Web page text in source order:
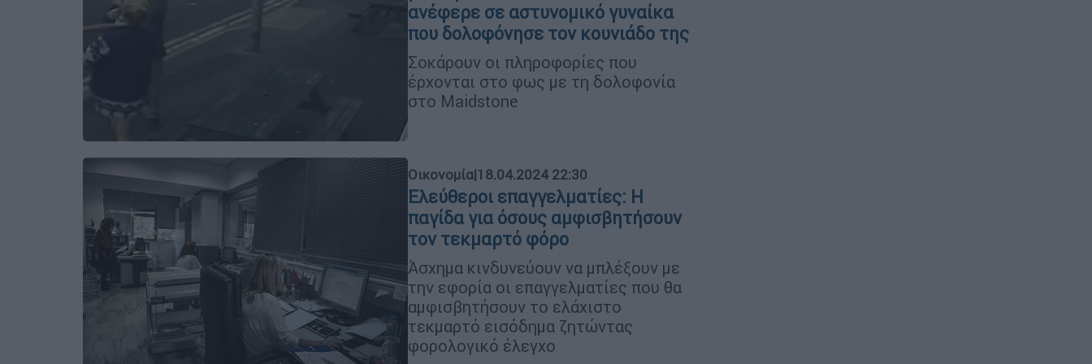
ανέφερε σε αστυνομικό γυναίκα
που δολοφόνησε τον κουνιάδο της
Σοκάρουν οι πληροφορίες που
έρχονται στο φως με τη δολοφονία
στο Maidstone
Οικονομία|18.04.2024 22:30
Ελεύθεροι επαγγελματίες: Η
παγίδα για όσους αμφισβητήσουν
τον τεκμαρτό φόρο
Άσχημα κινδυνεύουν να μπλέξουν με
την εφορία οι επαγγελματίες που θα
αμφισβητήσουν το ελάχιστο
τεκμαρτό εισόδημα ζητώντας
φορολογικό έλεγχο